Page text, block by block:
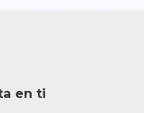
en ti